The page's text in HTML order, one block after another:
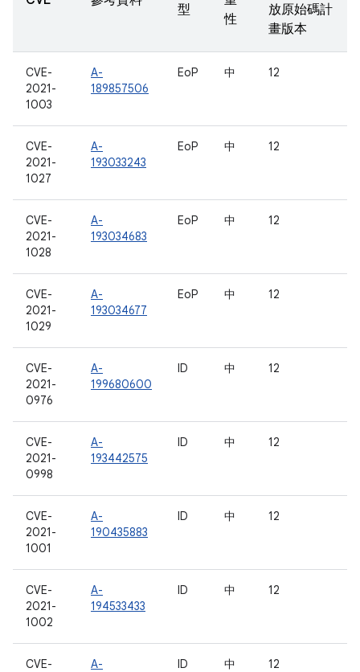
型
性
放原始碼計
畫版本
CVE-
2021-
1003
A-
189857506
EoP 中 12
CVE-
2021-
1027
A-
193033243
EoP 中 12
CVE-
2021-
1028
A-
193034683
EoP 中 12
CVE-
2021-
1029
A-
193034677
EoP 中 12
CVE-
2021-
0976
A-
199680600
ID 中 12
CVE-
2021-
0998
A-
193442575
ID 中 12
CVE-
2021-
1001
A-
190435883
ID 中 12
CVE-
2021-
1002
A-
194533433
ID 中 12
CVE-
A-
ID 中 12